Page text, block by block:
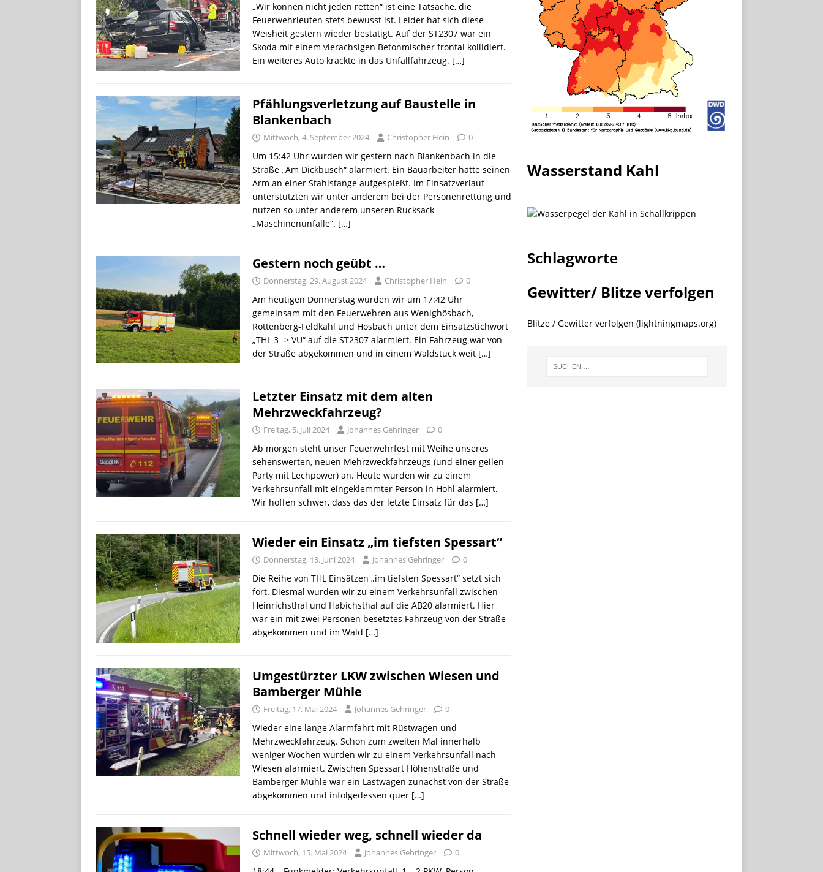
„Wir können nicht jeden retten“ ist eine Tatsache, die
Feuerwehrleuten stets bewusst ist. Leider hat sich diese
Weisheit gestern wieder bestätigt. Auf der ST2307 war ein
Skoda mit einem vierachsigen Betonmischer frontal kollidiert.
Ein weiteres Auto krackte in das Unfallfahrzeug. […]
Pfählungsverletzung auf Baustelle in
Blankenbach
Mittwoch, 4. September 2024 Christopher Hein 0
Um 15:42 Uhr wurden wir gestern nach Blankenbach in die
Straße „Am Dickbusch“ alarmiert. Ein Bauarbeiter hatte seinen
Arm an einer Stahlstange aufgespießt. Im Einsatzverlauf
unterstützten wir unter anderem bei der Personenrettung und
nutzen so unter anderem unseren Rucksack
„Maschinenunfälle“. […]
Gestern noch geübt …
Donnerstag, 29. August 2024 Christopher Hein 0
Am heutigen Donnerstag wurden wir um 17:42 Uhr
gemeinsam mit den Feuerwehren aus Wenighösbach,
Rottenberg-Feldkahl und Hösbach unter dem Einsatzstichwort
„THL 3 -> VU“ auf die ST2307 alarmiert. Ein Fahrzeug war von
der Straße abgekommen und in einem Waldstück weit […]
Letzter Einsatz mit dem alten
Mehrzweckfahrzeug?
Freitag, 5. Juli 2024 Johannes Gehringer 0
Ab morgen steht unser Feuerwehrfest mit Weihe unseres
sehenswerten, neuen Mehrzweckfahrzeugs (und einer geilen
Party mit Lechpower) an. Heute wurden wir zu einem
Verkehrsunfall mit eingeklemmter Person in Hohl alarmiert.
Wir hoffen schwer, dass das der letzte Einsatz für das […]
Wieder ein Einsatz „im tiefsten Spessart“
Donnerstag, 13. Juni 2024 Johannes Gehringer 0
Die Reihe von THL Einsätzen „im tiefsten Spessart“ setzt sich
fort. Diesmal wurden wir zu einem Verkehrsunfall zwischen
Heinrichsthal und Habichsthal auf die AB20 alarmiert. Hier
war ein mit zwei Personen besetztes Fahrzeug von der Straße
abgekommen und im Wald […]
Umgestürzter LKW zwischen Wiesen und
Bamberger Mühle
Freitag, 17. Mai 2024 Johannes Gehringer 0
Wieder eine lange Alarmfahrt mit Rüstwagen und
Mehrzweckfahrzeug. Schon zum zweiten Mal innerhalb
weniger Wochen wurden wir zu einem Verkehrsunfall nach
Wiesen alarmiert. Zwischen Spessart Höhenstraße und
Bamberger Mühle war ein Lastwagen zunächst von der Straße
abgekommen und infolgedessen quer […]
Schnell wieder weg, schnell wieder da
Mittwoch, 15. Mai 2024 Johannes Gehringer 0
Wasserstand Kahl
Schlagworte
Gewitter/ Blitze verfolgen
Blitze / Gewitter verfolgen (lightningmaps.org)